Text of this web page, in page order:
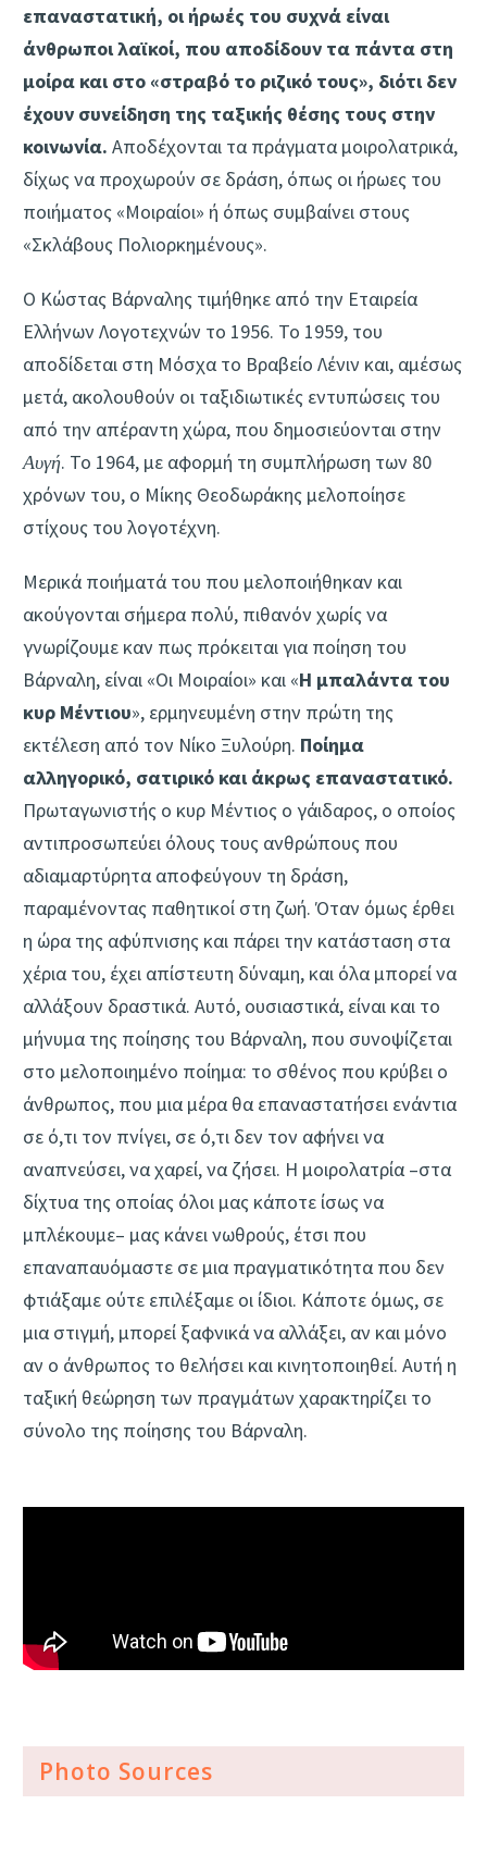
επαναστατική, οι ήρωές του συχνά είναι
άνθρωποι λαϊκοί, που αποδίδουν τα πάντα στη
μοίρα και στο «στραβό το ριζικό τους», διότι δεν
έχουν συνείδηση της ταξικής θέσης τους στην
κοινωνία. Αποδέχονται τα πράγματα μοιρολατρικά,
δίχως να προχωρούν σε δράση, όπως οι ήρωες του
ποιήματος «Μοιραίοι» ή όπως συμβαίνει στους
«Σκλάβους Πολιορκημένους».
Ο Κώστας Βάρναλης τιμήθηκε από την Εταιρεία
Ελλήνων Λογοτεχνών το 1956. Το 1959, του
αποδίδεται στη Μόσχα το Βραβείο Λένιν και, αμέσως
μετά, ακολουθούν οι ταξιδιωτικές εντυπώσεις του
από την απέραντη χώρα, που δημοσιεύονται στην
Αυγή. Το 1964, με αφορμή τη συμπλήρωση των 80
χρόνων του, ο Μίκης Θεοδωράκης μελοποίησε
στίχους του λογοτέχνη.
Μερικά ποιήματά του που μελοποιήθηκαν και
ακούγονται σήμερα πολύ, πιθανόν χωρίς να
γνωρίζουμε καν πως πρόκειται για ποίηση του
Βάρναλη, είναι «Οι Μοιραίοι» και «Η μπαλάντα του
κυρ Μέντιου», ερμηνευμένη στην πρώτη της
εκτέλεση από τον Νίκο Ξυλούρη. Ποίημα
αλληγορικό, σατιρικό και άκρως επαναστατικό.
Πρωταγωνιστής ο κυρ Μέντιος ο γάιδαρος, ο οποίος
αντιπροσωπεύει όλους τους ανθρώπους που
αδιαμαρτύρητα αποφεύγουν τη δράση,
παραμένοντας παθητικοί στη ζωή. Όταν όμως έρθει
η ώρα της αφύπνισης και πάρει την κατάσταση στα
χέρια του, έχει απίστευτη δύναμη, και όλα μπορεί να
αλλάξουν δραστικά. Αυτό, ουσιαστικά, είναι και το
μήνυμα της ποίησης του Βάρναλη, που συνοψίζεται
στο μελοποιημένο ποίημα: το σθένος που κρύβει ο
άνθρωπος, που μια μέρα θα επαναστατήσει ενάντια
σε ό,τι τον πνίγει, σε ό,τι δεν τον αφήνει να
αναπνεύσει, να χαρεί, να ζήσει. Η μοιρολατρία –στα
δίχτυα της οποίας όλοι μας κάποτε ίσως να
μπλέκουμε– μας κάνει νωθρούς, έτσι που
επαναπαυόμαστε σε μια πραγματικότητα που δεν
φτιάξαμε ούτε επιλέξαμε οι ίδιοι. Κάποτε όμως, σε
μια στιγμή, μπορεί ξαφνικά να αλλάξει, αν και μόνο
αν ο άνθρωπος το θελήσει και κινητοποιηθεί. Αυτή η
ταξική θεώρηση των πραγμάτων χαρακτηρίζει το
σύνολο της ποίησης του Βάρναλη.
Photo Sources